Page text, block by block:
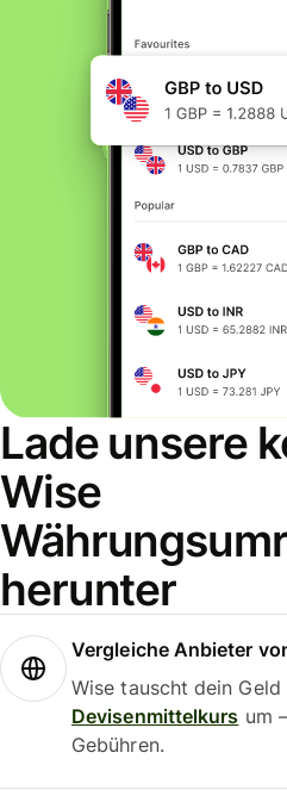
Lade unsere
Wise
herunter
Vergleiche Anbieter
Wise tauscht dein Geld
Devisenmittelkurs um
Gebühren.